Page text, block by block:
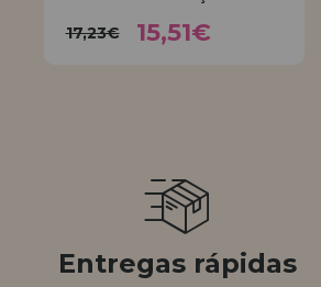
17,23€ 15,51€
Entregas rápidas